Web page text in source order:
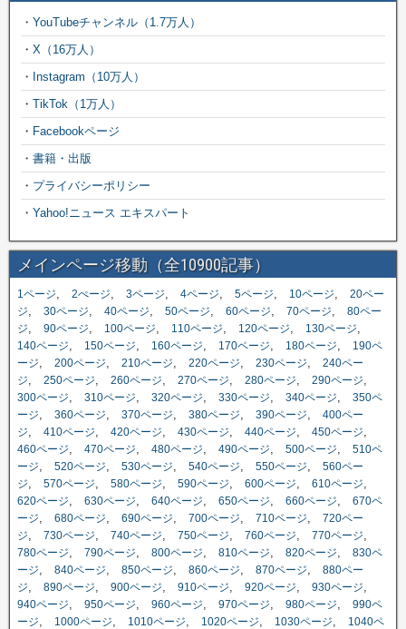
・ YouTubeチャンネル（1.7万人）
・ X（16万人）
・ Instagram（10万人）
・ TikTok（1万人）
・ Facebookページ
・ 書籍・出版
・ プライバシーポリシー
・ Yahoo!ニュース エキスパート
メインページ移動（全10900記事）
1ページ, 2ぺージ, 3ページ, 4ページ, 5ページ, 10ページ, 20ペー
ジ, 30ページ, 40ページ, 50ページ, 60ページ, 70ページ, 80ペー
ジ, 90ページ, 100ページ, 110ページ, 120ページ, 130ページ,
140ページ, 150ページ, 160ページ, 170ページ, 180ページ,
190ペ
ージ, 200ページ, 210ページ, 220ページ, 230ページ, 240ペー
ジ, 250ページ, 260ページ, 270ページ, 280ページ, 290ページ,
300ページ, 310ページ, 320ページ, 330ページ, 340ページ, 350ペ
ージ, 360ページ, 370ページ, 380ページ, 390ページ, 400ペー
ジ, 410ページ, 420ページ, 430ページ, 440ページ, 450ページ,
460ページ, 470ページ, 480ページ, 490ページ, 500ページ, 510ペ
ージ, 520ページ, 530ページ, 540ページ, 550ページ, 560ペー
ジ, 570ページ, 580ページ, 590ページ, 600ページ, 610ページ,
620ページ, 630ページ, 640ページ, 650ページ, 660ページ, 670ペ
ージ, 680ページ, 690ページ, 700ページ, 710ページ, 720ペー
ジ, 730ページ, 740ページ, 750ページ, 760ページ, 770ページ,
780ページ, 790ページ, 800ページ, 810ページ, 820ページ, 830ペ
ージ, 840ページ, 850ページ, 860ページ, 870ページ, 880ペー
ジ, 890ページ, 900ページ, 910ページ, 920ページ, 930ページ,
940ページ, 950ページ, 960ページ, 970ページ, 980ページ, 990ペ
ージ, 1000ページ, 1010ページ, 1020ページ, 1030ページ,
1040ペ